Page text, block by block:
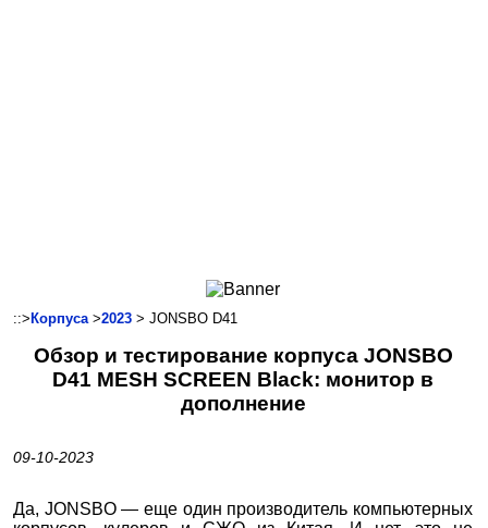
Смартфоны
Коммуникации
Автоэлектроника
Программное обеспечение
::> Корпуса>2023 > JONSBO D41
Обзор и тестирование корпуса JONSBO
D41 MESH SCREEN Black: монитор в
дополнение
09-10-2023
Да, JONSBO — еще один производитель компьютерных